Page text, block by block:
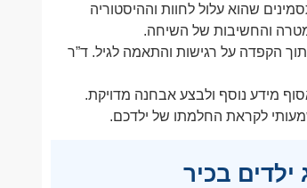
שהוא עלול לחוות וההיסטוריה
והחשיבות של השיחה.
הקפדה על רגישות והתאמה לגיל. ד”ר
מידע נוסף ולבצע אבחנה מדויקת.
לקראת החלמתו של ילדכם.
ילדים בכיר